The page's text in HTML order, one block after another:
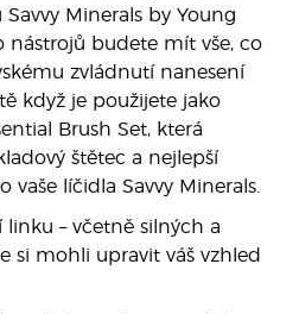
Minerals by Young
nástrojů budete mít vše, co
zvládnutí nanesení
když je použijete jako
Brush Set, která
štětec a nejlepší
vaše líčidla Savvy Minerals.
– včetně silných a
si mohli upravit váš vzhled